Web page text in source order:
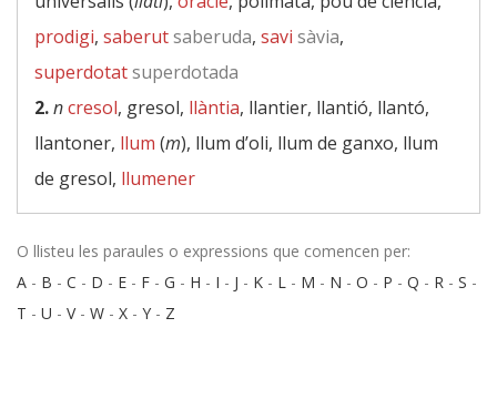
prodigi, saberutsaberuda, savi sàvia,
superdotatsuperdotada
2.ncresol, gresol, llàntia, llantier, llantió, llantó,
llantoner, llum (m), llum d’oli, llum de ganxo, llum
de gresol, llumener
O llisteu les paraules o expressions que comencen per:
A - B - C - D - E - F - G - H - I - J - K - L - M - N - O - P - Q - R - S -
T - U - V- W - X - Y - Z